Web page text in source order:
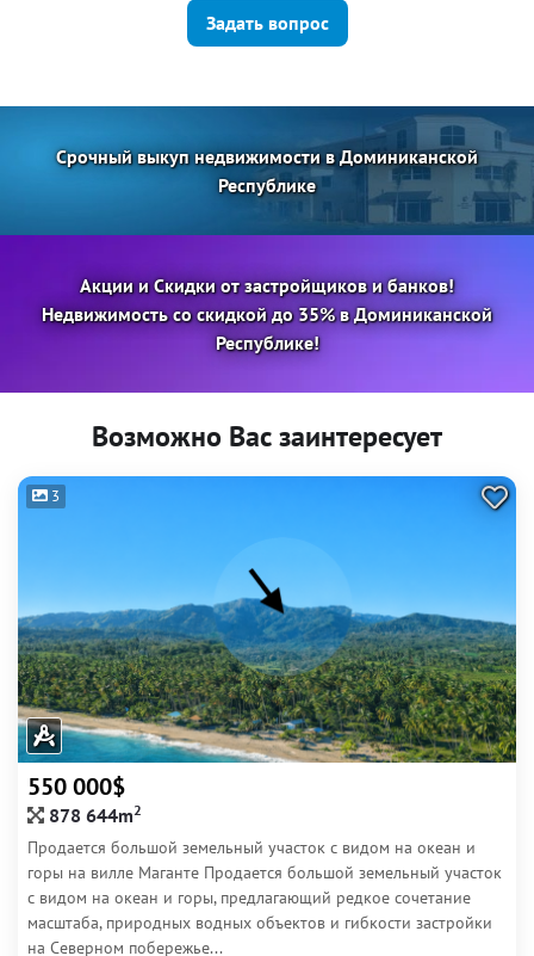
Задать вопрос
Срочный выкуп недвижимости в Доминиканской
Республике
Акции и Скидки от застройщиков и банков!
Недвижимость со скидкой до 35% в Доминиканской
Республике!
Возможно Вас заинтересует
3
550 000$
878 644m2
Продается большой земельный участок с видом на океан и
горы на вилле Маганте Продается большой земельный участок
с видом на океан и горы, предлагающий редкое сочетание
масштаба, природных водных объектов и гибкости застройки
на Северном побережье...